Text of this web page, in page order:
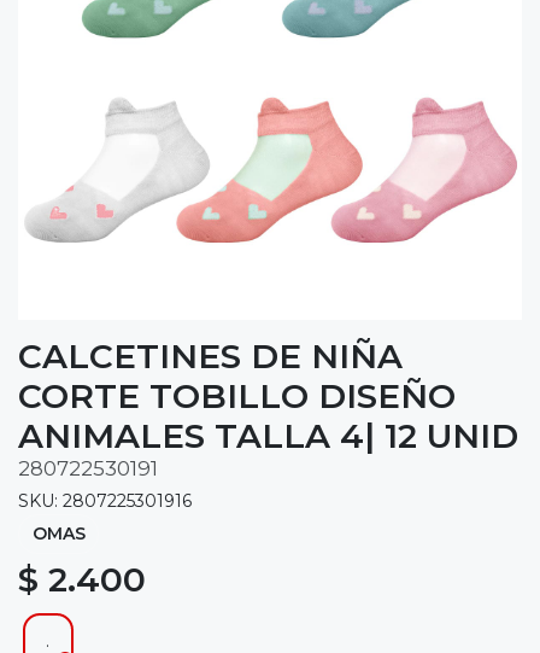
CALCETINES DE NIÑA
CORTE TOBILLO DISEÑO
ANIMALES TALLA 4| 12 UNID
280722530191
SKU: 2807225301916
OMAS
$ 2.400
.